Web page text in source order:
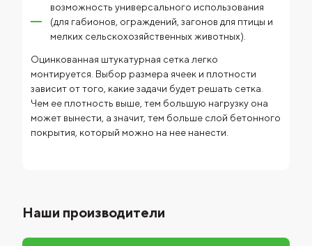
возможность универсального использования
(для габионов, ограждений, загонов для птицы и
мелких сельскохозяйственных животных).
Оцинкованная штукатурная сетка легко
монтируется. Выбор размера ячеек и плотности
зависит от того, какие задачи будет решать сетка.
Чем ее плотность выше, тем большую нагрузку она
может вынести, а значит, тем больше слой бетонного
покрытия, который можно на нее нанести.
Наши производители